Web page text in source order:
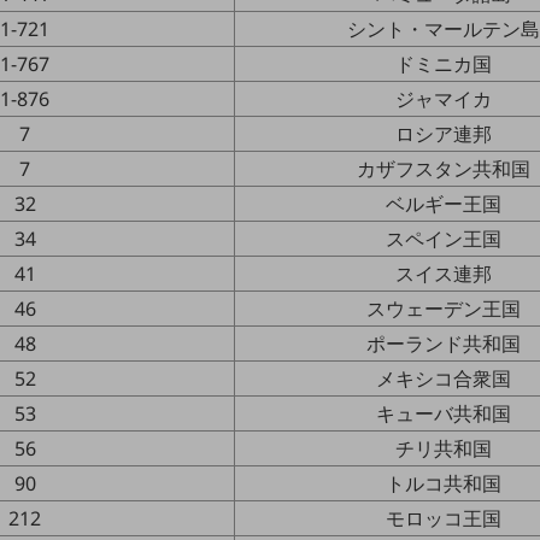
1-721
シント・マールテン島
1-767
ドミニカ国
1-876
ジャマイカ
7
ロシア連邦
7
カザフスタン共和国
32
ベルギー王国
34
スペイン王国
41
スイス連邦
46
スウェーデン王国
48
ポーランド共和国
52
メキシコ合衆国
53
キューバ共和国
56
チリ共和国
90
トルコ共和国
212
モロッコ王国